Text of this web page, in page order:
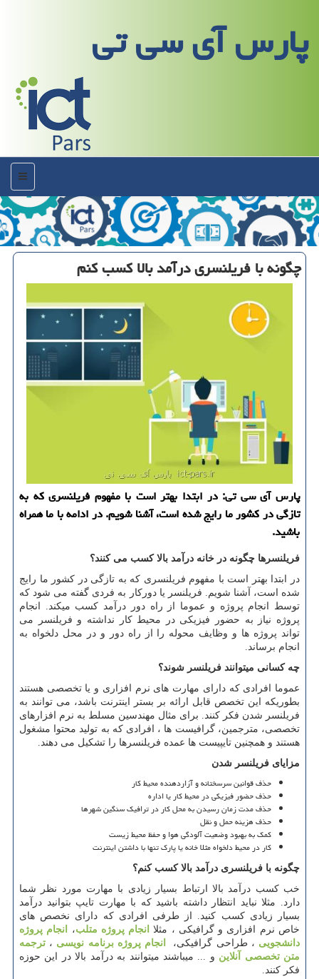
پارس آی سی تی
منو
چگونه با فریلنسری درآمد بالا كسب كنم
پارس آی سی تی: در ابتدا بهتر است با مفهوم فریلنسری كه به
تازگی در كشور ما رایج شده است، آشنا شویم. در ادامه با ما همراه
باشید.
فریلنسرها چگونه در خانه درآمد بالا کسب می کنند؟
در ابتدا بهتر است با مفهوم فریلنسری که به تازگی در کشور ما رایج
شده است، آشنا شویم. فریلنسر یا دورکار به فردی گفته می شود که
توسط انجام پروژه و عموما از راه دور درآمد کسب میکند. انجام
پروژه نیاز به حضور فیزیکی در محیط کار نداشته و فریلنسر می
تواند پروژه ها و وظایف محوله را از راه دور و در محل دلخواه به
انجام برساند
چه کسانی میتوانند فریلنسر شوند؟
عموما افرادی که دارای مهارت های نرم افزاری و یا تخصصی هستند
بطوریکه این تخصص قابل ارائه بر بستر اینترنت باشد، می توانند به
فریلنسر شدن فکر کنند. برای مثال مهندسین مسلط به نرم افزارهای
تخصصی، مترجمین، گرافیست ها ، افرادی که به تولید محتوا مشغول
هستند و همچنین تایپیست ها عمده فریلنسرها را تشکیل می دهند.
مزایای فریلنسر شدن
حذف قوانین سرسختانه و آزاردهنده محیط کار
حذف حضور فیزیکی در محیط کار یا اداره
حذف مدت زمان رسیدن به محل کار در ترافیک سنگین شهرها
حذف هزینه حمل و نقل
کمک به بهبود وضعیت آلودگی هوا و حفظ محیط زیست
کار در محیط دلخواه مثلا خانه یا پارک تنها با داشتن اینترنت
چگونه با فریلنسری درآمد بالا کسب کنم؟
خب کسب درآمد بالا ارتباط بسیار زیادی با مهارت مورد نظر شما
دارد. مثلا نباید انتظار داشته باشید که با مهارت تایپ بتوانید درآمد
بسیار زیادی کسب کنید. از طرفی افرادی که دارای نخصص های
خاص نرم افزاری و گرافیکی ، مثلا انجام پروژه متلب،
انجام پروژه
دانشجویی ، طراحی گرافیکی، انجام پروژه برنامه نویسی ، ترجمه
متن تخصصی آنلاین و ... میباشند میتوانند به درآمد بالا در این حوزه
فکر کنند